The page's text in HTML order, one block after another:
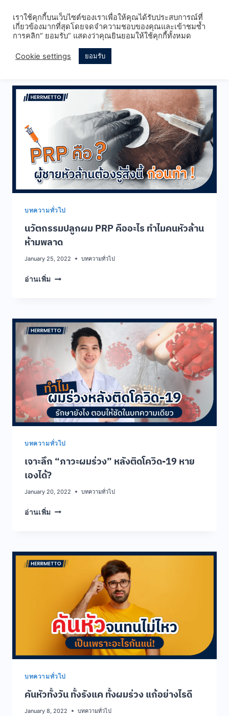
content
บทความทั่วไป
บทความทั่วไป
นวัตกรรมปลูกผม PRP คืออะไร ทำไมคนหัวล้าน
ห้ามพลาด
January 25, 2022 บทความทั่วไป
อ่านเพิ่ม นวัตกรรม
คือ
อะไร
ล้าน
ห้าม
พลาด
บทความทั่วไป
เจาะลึก “ภาวะผมร่วง” หลังติดโควิด-19 หาย
เองได้?
January 20, 2022 บทความทั่วไป
อ่านเพิ่ม เจาะ
ร่วง”
หลัง
เอง
ได้?
บทความทั่วไป
คันหัวทั้งวัน ทั้งรังแค ทั้งผมร่วง แก้อย่างไรดี
January 8, 2022 บทความทั่วไป
เราใช้คุกกี้บนเว็บไซต์ของเราเพื่อให้คุณได้รับประสบการณ์ที่
เกี่ยวข้องมากที่สุดโดยจดจำความชอบของคุณและเข้าชมซ้ำ
การคลิก“ ยอมรับ” แสดงว่าคุณยินยอมให้ใช้คุกกี้ทั้งหมด
Cookie settings ยอมรับ